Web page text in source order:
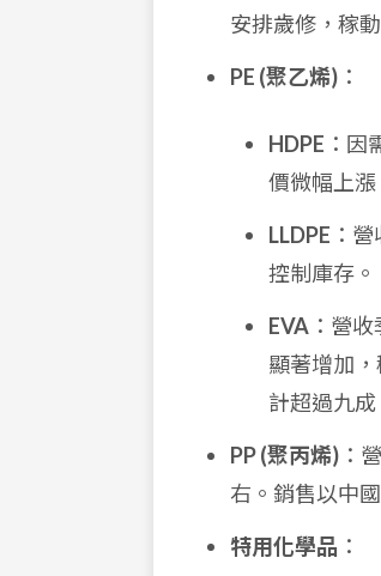
安排歲修，稼
PE (聚乙烯) ：
HDPE ：因
價微幅上
LLDPE ：
控制庫存。
EVA ：營
顯著增加
計超過九成
PP (聚丙烯) ：
右。銷售以中
特用化學品 ：